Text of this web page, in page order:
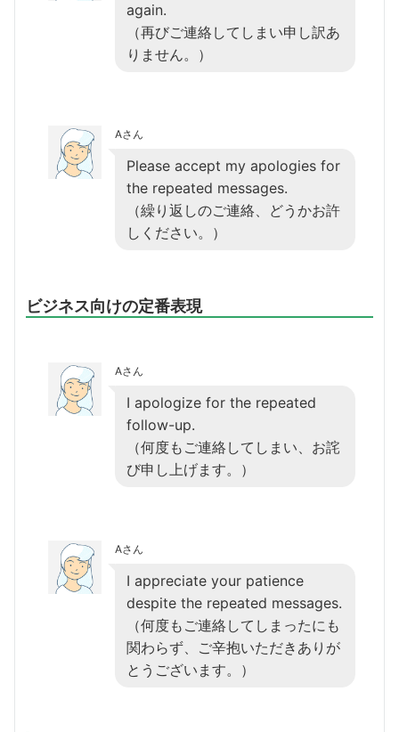
again.
（再びご連絡してしまい申し訳あ
りません。）
Aさん
Please accept my apologies for
the repeated messages.
（繰り返しのご連絡、どうかお許
しください。）
ビジネス向けの定番表現
Aさん
I apologize for the repeated
follow-up.
（何度もご連絡してしまい、お詫
び申し上げます。）
Aさん
I appreciate your patience
despite the repeated messages.
（何度もご連絡してしまったにも
関わらず、ご辛抱いただきありが
とうございます。）